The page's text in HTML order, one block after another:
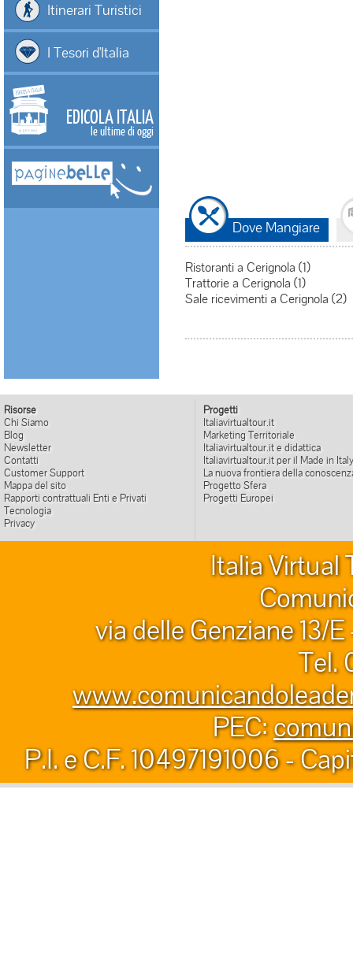
Itinerari Turistici
I Tesori d'Italia
EDICOLA ITALIA
le ultime di oggi
Dove Mangiare
Ristoranti a Cerignola (1)
Trattorie a Cerignola (1)
Sale ricevimenti a Cerignola (2)
Risorse
Chi Siamo
Blog
Newsletter
Contatti
Customer Support
Mappa del sito
Rapporti contrattuali Enti e Privati
Tecnologia
Privacy
Progetti
Italiavirtualtour.it
Marketing Territoriale
Italiavirtualtour.it e didattica
Italiavirtualtour.it per il Made in Italy
La nuova frontiera della
Progetto Sfera
Progetti Europei
Italia Virtual
via delle Genziane 13/
Tel.
PEC:
P.I. e C.F. 10497191006 -